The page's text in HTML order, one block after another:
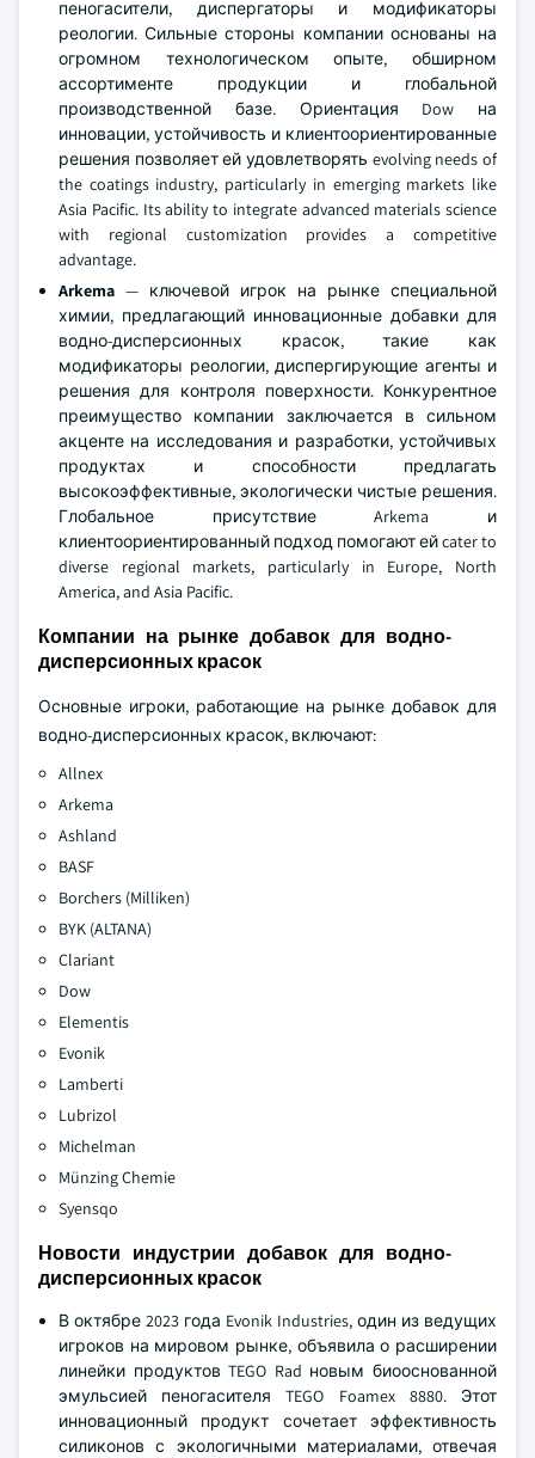
пеногасители, диспергаторы и модификаторы
реологии. Сильные стороны компании основаны на
огромном технологическом опыте, обширном
ассортименте продукции и глобальной
производственной базе. Ориентация Dow на
инновации, устойчивость и клиентоориентированные
решения позволяет ей удовлетворять evolving needs of
the coatings industry, particularly in emerging markets like
Asia Pacific. Its ability to integrate advanced materials science
with regional customization provides a competitive
advantage.
Arkema — ключевой игрок на рынке специальной
химии, предлагающий инновационные добавки для
водно-дисперсионных красок, такие как
модификаторы реологии, диспергирующие агенты и
решения для контроля поверхности. Конкурентное
преимущество компании заключается в сильном
акценте на исследования и разработки, устойчивых
продуктах и способности предлагать
высокоэффективные, экологически чистые решения.
Глобальное присутствие Arkema и
клиентоориентированный подход помогают ей cater to
diverse regional markets, particularly in Europe, North
America, and Asia Pacific.
Компании на рынке добавок для водно-
дисперсионных красок
Основные игроки, работающие на рынке добавок для
водно-дисперсионных красок, включают:
Allnex
Arkema
Ashland
BASF
Borchers (Milliken)
BYK (ALTANA)
Clariant
Dow
Elementis
Evonik
Lamberti
Lubrizol
Michelman
Münzing Chemie
Syensqo
Новости индустрии добавок для водно-
дисперсионных красок
В октябре 2023 года Evonik Industries, один из ведущих
игроков на мировом рынке, объявила о расширении
линейки продуктов TEGO Rad новым биооснованной
эмульсией пеногасителя TEGO Foamex 8880. Этот
инновационный продукт сочетает эффективность
силиконов с экологичными материалами, отвечая